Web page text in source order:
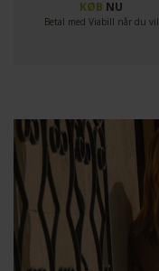
KØB NU
Betal med Viabill når du vil